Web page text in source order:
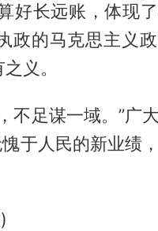
好长远账，体现
政的马克思主义
义。
不足谋一域。”广
于人民的新业绩